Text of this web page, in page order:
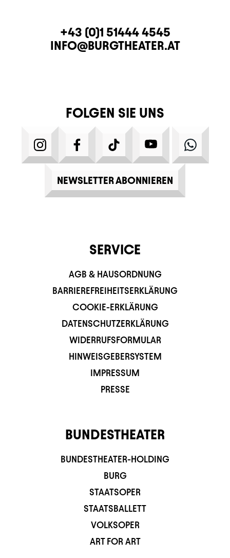
KONTAKTTELEFON
+43 (0)1 51444 4545
E-MAIL
INFO@BURGTHEATER.AT
FOLGEN SIE UNS
INSTAGRAMFACEBOOKTIKTOK YOUTUBE
NEWSLETTER ABONNIEREN
SERVICE
AGB & HAUSORDNUNG
BARRIEREFREIHEITSERKLÄRUNG
COOKIE-ERKLÄRUNG
DATENSCHUTZERKLÄRUNG
WIDERRUFSFORMULAR
HINWEISGEBERSYSTEM
IMPRESSUM
PRESSE
BUNDESTHEATER
BUNDESTHEATER-HOLDING
BURG
STAATSOPER
STAATSBALLETT
VOLKSOPER
ART FOR ART